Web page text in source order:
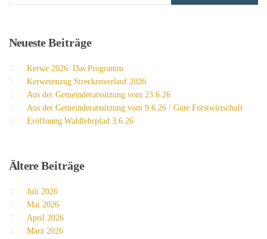
NeuesteBeiträge
Kerwe 2026: Das Programm
Kerweumzug Streckenverlauf 2026
Aus der Gemeinderatssitzung vom 23.6.26
Aus der Gemeinderatssitzung vom 9.6.26 / Gute Forstwirtschaft
Eröffnung Waldlehrpfad 3.6.26
ÄltereBeiträge
Juli 2026
Mai 2026
April 2026
März 2026